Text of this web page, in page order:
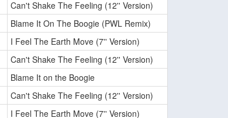
Can't Shake The Feeling (12'' Version)
Blame It On The Boogie (PWL Remix)
I Feel The Earth Move (7'' Version)
Can't Shake The Feeling (12'' Version)
Blame It on the Boogie
Can't Shake The Feeling (12'' Version)
I Feel The Earth Move (7'' Version)